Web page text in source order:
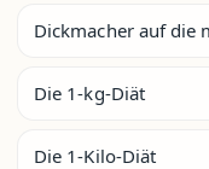
Dickmacher auf die
Die 1-kg-Diät
Die 1-Kilo-Diät